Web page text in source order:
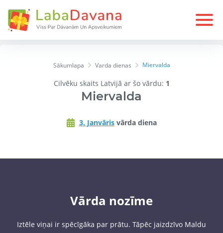
Sākumlapa Varda dienas Miervalda
Cilvēku skaits Latvijā ar šo vārdu: 1
Miervalda
3. Janvārisvārda diena
Vārda nozīme
Iztēle viņai ir spēcīgāka par prātu. Tāpēc jaizdzīvo Maldu